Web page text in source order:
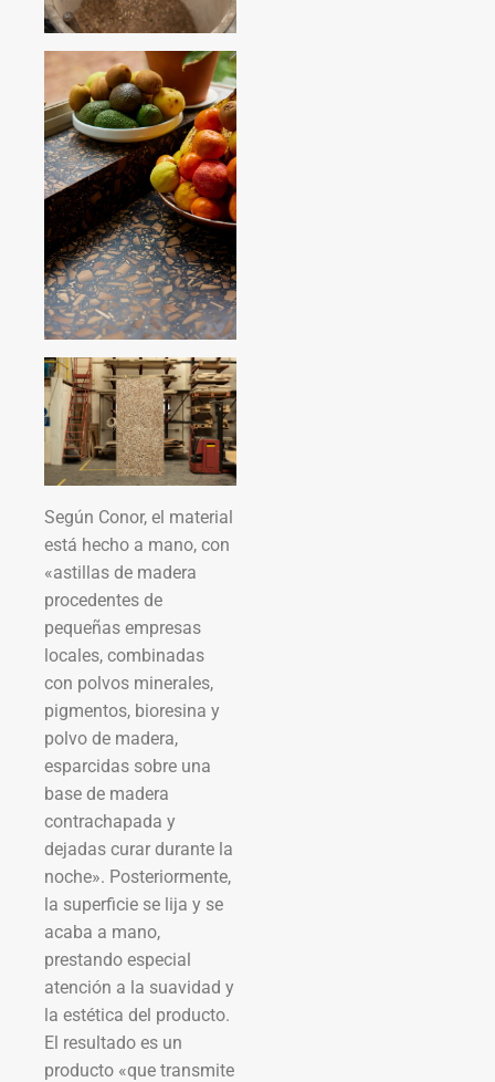
Según Conor, el material
está hecho a mano, con
«astillas de madera
procedentes de
pequeñas empresas
locales, combinadas
con polvos minerales,
pigmentos, bioresina y
polvo de madera,
esparcidas sobre una
base de madera
contrachapada y
dejadas curar durante la
noche». Posteriormente,
la superficie se lija y se
acaba a mano,
prestando especial
atención a la suavidad y
la estética del producto.
El resultado es un
producto «que transmite